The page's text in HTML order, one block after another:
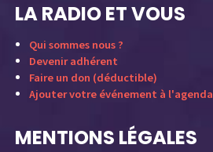
LA RADIO ET VOUS
Qui sommes nous ?
Devenir adhérent
Faire un don (déductible)
Ajouter votre événement à l'agenda
MENTIONS LÉGALES